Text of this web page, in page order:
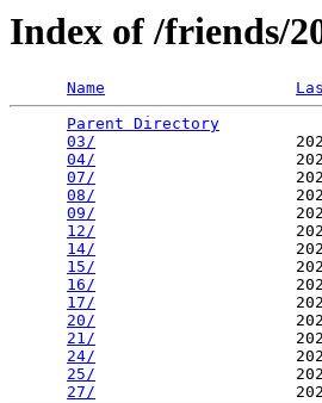
Index of /friends/
Name
Parent Directory
03/
04/
07/
08/
09/
12/
14/
15/
16/
17/
20/
21/
24/
25/
27/